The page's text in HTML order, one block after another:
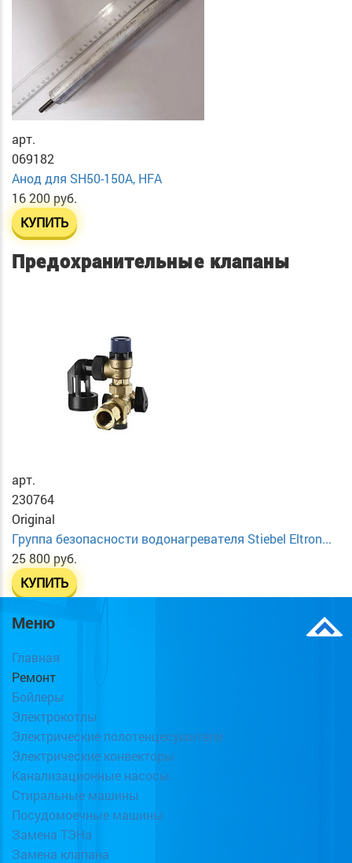
арт.
069182
Анод для SH50-150A, HFA
16 200 руб.
КУПИТЬ
Предохранительные клапаны
арт.
230764
Original
Группа безопасности водонагревателя Stiebel Eltron...
25 800 руб.
КУПИТЬ
Меню
Главная
Ремонт
Бойлеры
Электрокотлы
Электрические полотенцесушители
Электрические конвекторы
Канализационные насосы
Стиральные машины
Посудомоечные машины
Замена ТЭНа
Замена клапана